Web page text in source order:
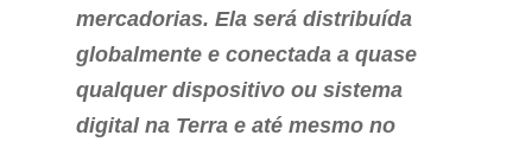
mercadorias. Ela será distribuída
globalmente e conectada a quase
qualquer dispositivo ou sistema
digital na Terra e até mesmo no